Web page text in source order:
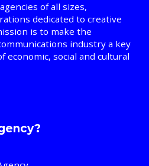
of all sizes,
dedicated to creative
is to make the
industry a key
economic, social and cultural